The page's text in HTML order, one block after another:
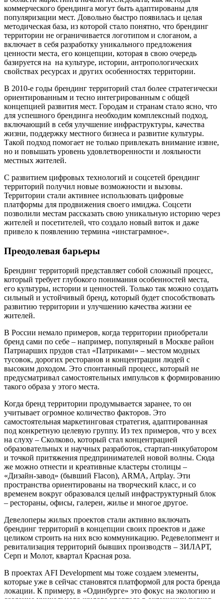
коммерческого брендинга могут быть адаптированы для
популяризации мест. Довольно быстро появилась и целая
методическая база, из которой стало понятно, что брендинг
территории не ограничивается логотипом и слоганом, а
включает в себя разработку уникального предложения
ценности места, его концепции, которая в свою очередь
базируется на на культуре, истории, антропологических
свойствах ресурсах и других особенностях территории.
В 2010-е годы брендинг территорий стал более стратегически
ориентированным и тесно интегрированным с общей
концепцией развития мест. Городам и странам стало ясно, что
для успешного брендинга необходим комплексный подход,
включающий в себя улучшение инфраструктуры, качества
жизни, поддержку местного бизнеса и развитие культуры.
Такой подход помогает не только привлекать внимание извне,
но и повышать уровень удовлетворенности и лояльности
местных жителей.
С развитием цифровых технологий и соцсетей брендинг
территорий получил новые возможности и вызовы.
Территории стали активнее использовать цифровые
платформы для продвижения своего имиджа. Соцсети
позволили местам рассказать свою уникальную историю через
жителей и посетителей, что создало новый виток и даже
привело к появлению термина «инстаграмное».
Преодолевая барьеры
Брендинг территорий представляет собой сложный процесс,
который требует глубокого понимания особенностей места,
его культуры, истории и ценностей. Только так можно создать
сильный и устойчивый бренд, который будет способствовать
развитию территории и улучшению качества жизни ее
жителей.
В России немало примеров, когда территории приобретали
бренд сами по себе – например, популярный в Москве район
Патриарших прудов стал «Патриками» – местом модных
тусовок, дорогих ресторанов и концентрации людей с
высоким доходом. Это спонтанный процесс, который не
предусматривал самостоятельных импульсов к формированию
такого образа у этого места.
Когда бренд территории продумывается заранее, то он
учитывает огромное количество факторов. Это
самостоятельная маркетинговая стратегия, адаптированная
под конкретную целевую группу. Из тех примеров, что у всех
на слуху – Сколково, который стал концентрацией
образовательных и научных разработок, стартап-инкубатором
и точкой притяжения предпринимателей новой волны. Сюда
же можно отнести и креативные кластеры столицы –
«Дизайн-завод» (бывший Flacon), ARMA, Artplay. Эти
пространства ориентированы на творческий класс, и со
временем вокруг образовался целый инфраструктурный блок
– рестораны, офисы, галереи, жилье и многое другое.
Девелоперы жилых проектов стали активно включать
брендинг территорий в концепции своих проектов и даже
целиком строить на них всю коммуникацию. Редевелопмент и
ревитализация территорий бывших производств – ЗИЛАРТ,
Серп и Молот, квартал Красная роза.
В проектах AFI Development мы тоже создаем элементы,
которые уже в сейчас становятся платформой для роста бренда
локации. К примеру, в «Одинбурге» это фокус на экологию и